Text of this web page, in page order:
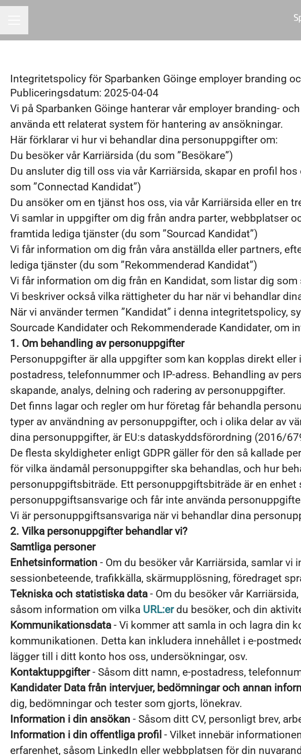
Integritetspolicy för Sparbanken Göinge employer branding
Publiceringsdatum: 2025-04-04
Vi på Sparbanken Göinge hanterar vår employer branding-
använda ett relaterat system för hantering av ansökningar.
Här förklarar vi hur vi behandlar dina personuppgifter om:
Du besöker vår Karriärsida (du som ”Besökare”)
Du ansluter dig till oss via vår Karriärsida, skapar en profil
som ”Connectad Kandidat”)
Du ansöker om en tjänst hos oss, via vår Karriärsida eller en
Vi samlar in uppgifter om dig från andra parter, webbplatser
framtida lediga tjänster (du som ”Sourcad Kandidat”)
Vi får information om dig från våra anställda eller partners,
lediga tjänster (du som ”Rekommenderad Kandidat”)
Vi får information om dig från en Kandidat, som listar dig som
Vi beskriver också vilka rättigheter du har när vi behandlar
När vi använder termen ”Kandidat” i denna integritetspolicy,
Sourcade Kandidater och Rekommenderade Kandidater, om
1. Om behandling av personuppgifter
Personuppgifter är alla uppgifter som kan kopplas direkt
postadress, telefonnummer och IP-adress. Behandling av
skapande, analys, delning och radering av personuppgifter.
Det finns lagar och regler om hur företag får behandla
typer av användning av personuppgifter, och i olika delar av
dina personuppgifter, är EU:s dataskyddsförordning (2016/
De flesta skyldigheter enligt GDPR gäller för den så kallade
för vilka ändamål personuppgifter ska behandlas, och hur
personuppgiftsbiträde. Ett personuppgiftsbiträde är en
personuppgiftsansvarige och får inte använda
Vi är personuppgiftsansvariga när vi behandlar dina
2. Vilka personuppgifter behandlar vi?
Samtliga personer
Enhetsinformation - Om du besöker vår Karriärsida, samlar
sessionbeteende, trafikkälla, skärmupplösning, föredraget
Tekniska och statistiska data- Om du besöker vår
såsom information om vilka URL:erdu besöker, och din
Kommunikationsdata- Vi kommer att samla in och lagra din
kommunikationen. Detta kan inkludera innehållet i e-
lägger till i ditt konto hos oss, undersökningar, osv.
Kontaktuppgifter- Såsom ditt namn, e-postadress,
Kandidater Data från intervjuer, bedömningar och annan
dig, bedömningar och tester som gjorts, lönekrav.
Information i din ansökan - Såsom ditt CV, personligt brev,
Information i din offentliga profil - Vilket innebär
erfarenhet, såsom LinkedIn eller webbplatsen för din